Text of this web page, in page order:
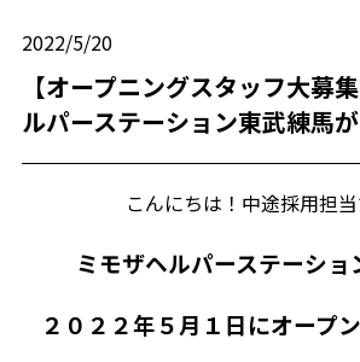
2022/5/20
【オープニングスタッフ大募
ルパーステーション東武練馬
こんにちは！中途採用担当
ミモザヘルパーステーショ
２０２２年５月１日にオープ